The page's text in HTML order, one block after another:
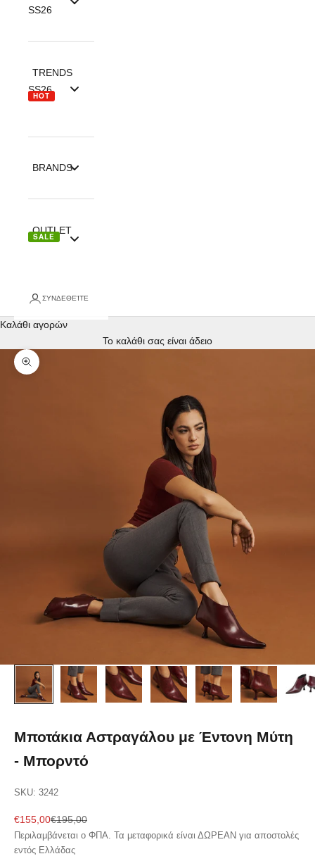
SS26
TRENDS
SS26
HOT
BRANDS
OUTLET
SALE
ΣΥΝΔΕΘΕΊΤΕ
Καλάθι αγορών
Το καλάθι σας είναι άδειο
Zoom picture
Μποτάκια Αστραγάλου με Έντονη Μύτη
- Μπορντό
SKU: 3242
Sale price
€155,00Regular price
€195,00
Περιλαμβάνεται ο ΦΠΑ. Τα μεταφορικά είναι ΔΩΡΕΑΝ για αποστολές
εντός Ελλάδας